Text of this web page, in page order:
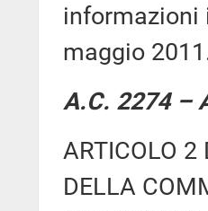
informazioni
maggio
A.C. 2274 –
ARTICOLO 2
DELLA